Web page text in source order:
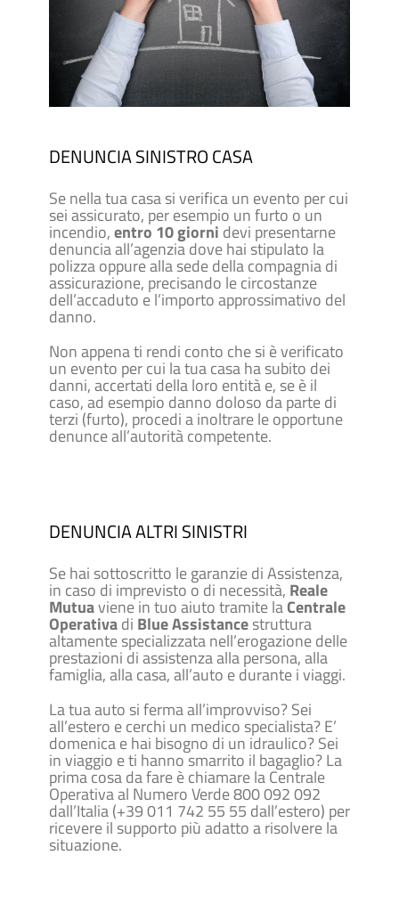
DENUNCIA SINISTRO CASA
Se nella tua casa si verifica un evento per cui
sei assicurato, per esempio un furto o un
incendio,entro 10 giorni devi presentarne
denuncia all’agenzia dove hai stipulato la
polizza oppure alla sede della compagnia di
assicurazione, precisando le circostanze
dell’accaduto e l’importo approssimativo del
danno.
Non appena ti rendi conto che si è verificato
un evento per cui la tua casa ha subito dei
danni, accertati della loro entità e, se è il
caso, ad esempio danno doloso da parte di
terzi (furto), procedi a inoltrare le opportune
denunce all’autorità competente.
DENUNCIA ALTRI SINISTRI
Se hai sottoscritto le garanzie di Assistenza,
in caso di imprevisto o di necessità, Reale
Mutuaviene in tuo aiuto tramite laCentrale
Operativadi Blue Assistancestruttura
altamente specializzata nell’erogazione delle
prestazioni di assistenza alla persona, alla
famiglia, alla casa, all’auto e durante i viaggi.
La tua auto si ferma all’improvviso? Sei
all’estero e cerchi un medico specialista? E’
domenica e hai bisogno di un idraulico? Sei
in viaggio e ti hanno smarrito il bagaglio? La
prima cosa da fare è chiamare la Centrale
Operativa al Numero Verde 800 092 092
dall’Italia (+39 011 742 55 55 dall’estero) per
ricevere il supporto più adatto a risolvere la
situazione.